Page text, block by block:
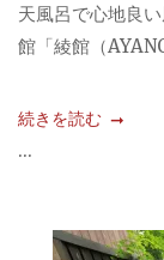
天風呂で心地良
館「綾館（
続きを読む
...